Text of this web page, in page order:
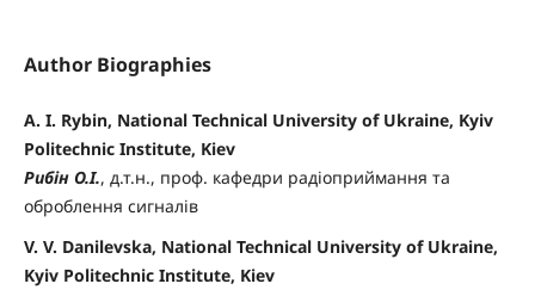
Author Biographies
A. I. Rybin, National Technical University of Ukraine, Kyiv
Politechnic Institute, Kiev
Рибін О.І., д.т.н., проф. кафедри радіоприймання та
оброблення сигналів
V. V. Danilevska, National Technical University of Ukraine,
Kyiv Politechnic Institute, Kiev